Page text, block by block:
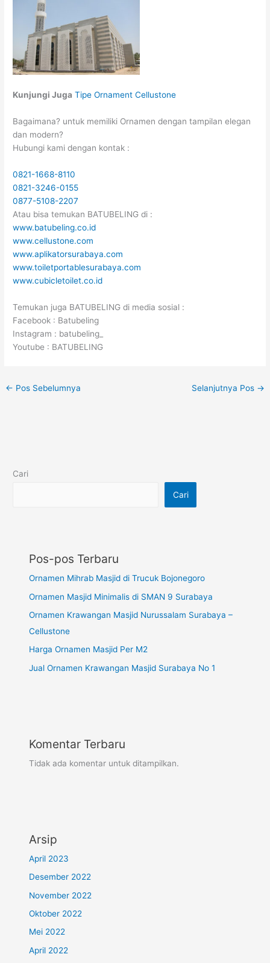
Kunjungi Juga Tipe Ornament Cellustone
Bagaimana? untuk memiliki Ornamen dengan tampilan elegan
dan modern?
Hubungi kami dengan kontak :
0821-1668-8110
0821-3246-0155
0877-5108-2207
Atau bisa temukan BATUBELING di :
www.batubeling.co.id
www.cellustone.com
www.aplikatorsurabaya.com
www.toiletportablesurabaya.com
www.cubicletoilet.co.id
Temukan juga BATUBELING di media sosial :
Facebook : Batubeling
Instagram : batubeling_
Youtube : BATUBELING
← Pos Sebelumnya Selanjutnya Pos →
Cari
Cari
Pos-pos Terbaru
Ornamen Mihrab Masjid di Trucuk Bojonegoro
Ornamen Masjid Minimalis di SMAN 9 Surabaya
Ornamen Krawangan Masjid Nurussalam Surabaya –
Cellustone
Harga Ornamen Masjid Per M2
Jual Ornamen Krawangan Masjid Surabaya No 1
Komentar Terbaru
Tidak ada komentar untuk ditampilkan.
Arsip
April 2023
Desember 2022
November 2022
Oktober 2022
Mei 2022
April 2022